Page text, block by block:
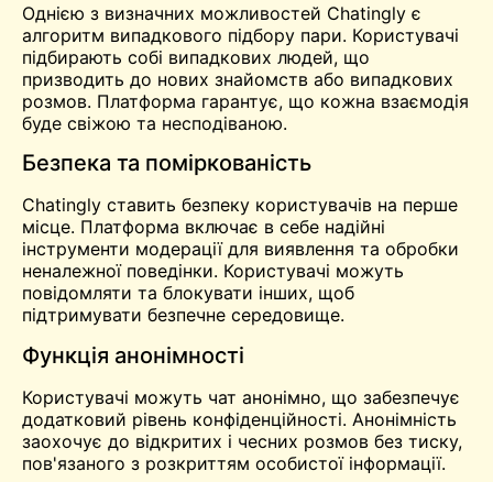
Однією з визначних можливостей Chatingly є
алгоритм випадкового підбору пари. Користувачі
підбирають собі випадкових людей, що
призводить до нових знайомств або випадкових
розмов. Платформа гарантує, що кожна взаємодія
буде свіжою та несподіваною.
Безпека та поміркованість
Chatingly ставить безпеку користувачів на перше
місце. Платформа включає в себе надійні
інструменти модерації для виявлення та обробки
неналежної поведінки. Користувачі можуть
повідомляти та блокувати інших, щоб
підтримувати безпечне середовище.
Функція анонімності
Користувачі можуть чат анонімно, що забезпечує
додатковий рівень конфіденційності. Анонімність
заохочує до відкритих і чесних розмов без тиску,
пов'язаного з розкриттям особистої інформації.